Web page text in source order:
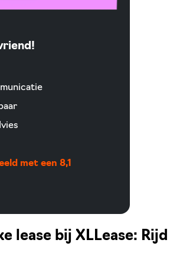
lease bij XLLease: Rijd
met een 8,1